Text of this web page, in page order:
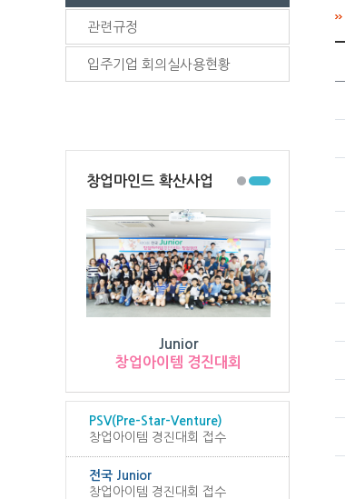
관련규정
입주기업 회의실사용현황
창업마인드 확산사업
Junior
창업아이템 경진대회
PSV(Pre-Star-Venture)
창업아이템 경진대회 접수
전국 Junior
창업아이템 경진대회 접수